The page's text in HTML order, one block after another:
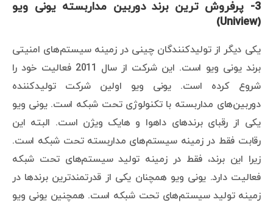
3- پرفروش ترین برند دوربین مداربسته یونی ویو
(Uniview)
یکی دیگر از تولیدکنندگان چینی در زمینه سیستم‌های امنیتی
برند یونی ویو است. این شرکت از سال 2011 فعالیت خود را
شروع کرده است. یونی ویو اولین شرکت تولیدکننده
دوربین‌های مداربسته با تکنولوژی تحت شبکه است. یونی ویو
یکی از رقبای برندهای داهوا و هایک ویژن است. البته این
رقابت فقط در زمینه سیستم‌های مداربسته تحت شبکه است.
زیرا این برند، فقط در زمینه تولید سیستم‌های تحت شبکه
فعالیت دارد. یونی ویو همچنان یکی از قدرتمندترین برندها در
زمینه تولید سیستم‌های تحت شبکه است. همچنین یونی ویو